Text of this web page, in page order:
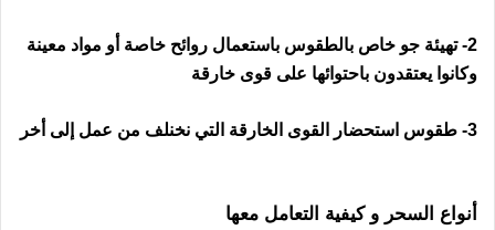
2- تهيئة جو خاص بالطقوس باستعمال روائح خاصة أو مواد معينة
وكانوا يعتقدون باحتوائها على قوى خارقة
3- طقوس استحضار القوى الخارقة التي نخنلف من عمل إلى أخر
أنواع السحر و كيفية التعامل معها